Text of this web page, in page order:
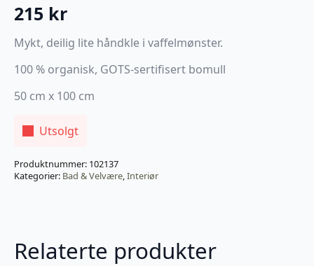
215 kr
Mykt, deilig lite håndkle i vaffelmønster.
100 % organisk, GOTS-sertifisert bomull
50 cm x 100 cm
Utsolgt
Produktnummer: 102137
Kategorier: Bad & Velvære,Interiør
Relaterte produkter